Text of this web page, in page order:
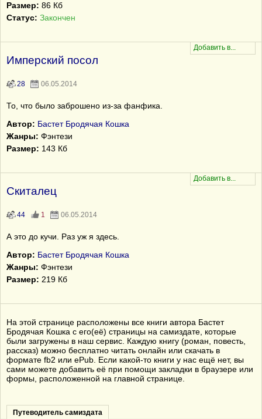
Размер: 86 Кб
Статус: Закончен
Имперский посол
28 06.05.2014
То, что было заброшено из-за фанфика.
Автор: Бастет Бродячая Кошка
Жанры: Фэнтези
Размер: 143 Кб
Скиталец
44 1 06.05.2014
А это до кучи. Раз уж я здесь.
Автор: Бастет Бродячая Кошка
Жанры: Фэнтези
Размер: 219 Кб
На этой странице расположены все книги автора Бастет
Бродячая Кошка с его(её) страницы на самиздате, которые
были загружены в наш сервис. Каждую книгу (роман, повесть,
рассказ) можно бесплатно читать онлайн или скачать в
формате fb2 или ePub. Если какой-то книги у нас ещё нет, вы
сами можете добавить её при помощи закладки в браузере или
формы, расположенной на главной странице.
Путеводитель самиздата